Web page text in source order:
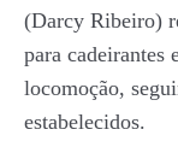
(Darcy Ribeiro)
para cadeirantes
locomoção,
estabelecidos.